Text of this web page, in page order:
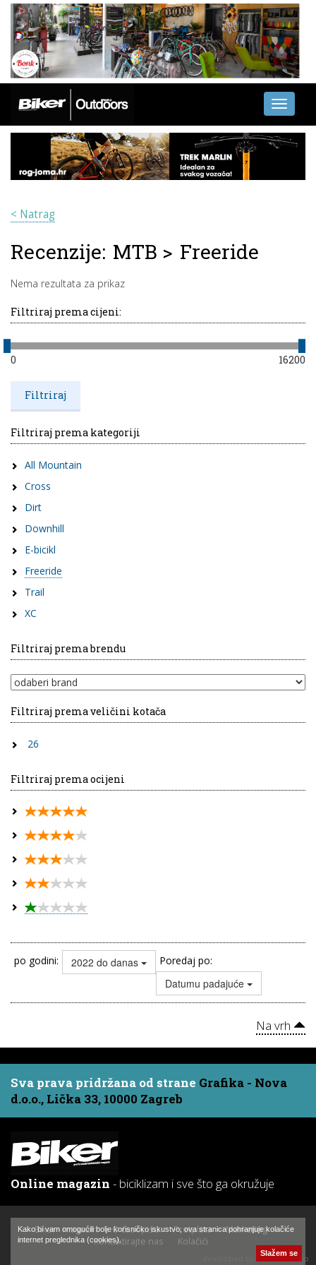
Toggle
< Natrag
Recenzije: MTB > Freeride
Nema rezultata za prikaz
Filtriraj prema cijeni:
0 16200
Filtriraj prema kategoriji
All Mountain
Cross
Dirt
Downhill
E-bicikl
Freeride
Trail
XC
Filtriraj prema brendu
Filtriraj prema veličini kotača
26
Filtriraj prema ocijeni
po godini: 2022 do danas Poredaj po:
Datumu padajuće
Na vrh
Sva prava pridržana od strane Grafika - Nova
d.o.o., Lička 33, 10000 Zagreb
Online magazin - biciklizam i sve što ga okružuje
Biker - magazin O časopisu Pretplata
Marketing
Kontaktirajte nas
Kolačići
Hajtek Studio
Kako bi vam omogućili bolje korisničko iskustvo, ova stranica pohranjuje kolačiće
internet preglednika (cookies).
Slažem se